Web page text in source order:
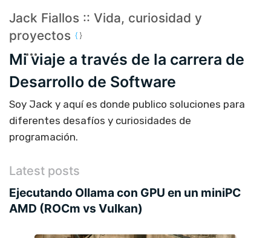
Jack Fiallos :: Vida, curiosidad y
proyectos
Mi viaje a través de la carrera de
Desarrollo de Software
Soy Jack y aquí es donde publico soluciones para
diferentes desafíos y curiosidades de
programación.
Latest posts
Ejecutando Ollama con GPU en un miniPC
AMD (ROCm vs Vulkan)